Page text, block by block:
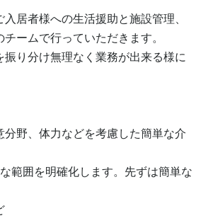
居者様への生活援助と施設管理、
ームで行っていただきます。
振り分け無理なく業務が出来る様に
野、体力などを考慮した簡単な介
範囲を明確化します。先ずは簡単な